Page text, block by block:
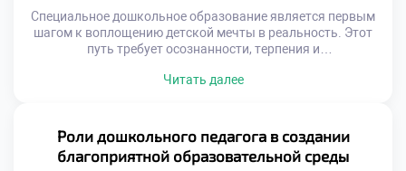
подходу к […]
Специальное дошкольное образование является первым
шагом к воплощению детской мечты в реальность. Этот
путь требует осознанности, терпения и
становление начинается с правильного выбора учебного
трансформируется в конкретный план действий.
Абитуриенты изучают требования к профессии и свои
возможности. Важным […]
Читать далее
Роли дошкольного педагога в создании
благоприятной образовательной среды